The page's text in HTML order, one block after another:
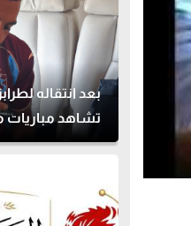
بعد انتقاله
تشاهد مباريات
بالدوري التركي؟